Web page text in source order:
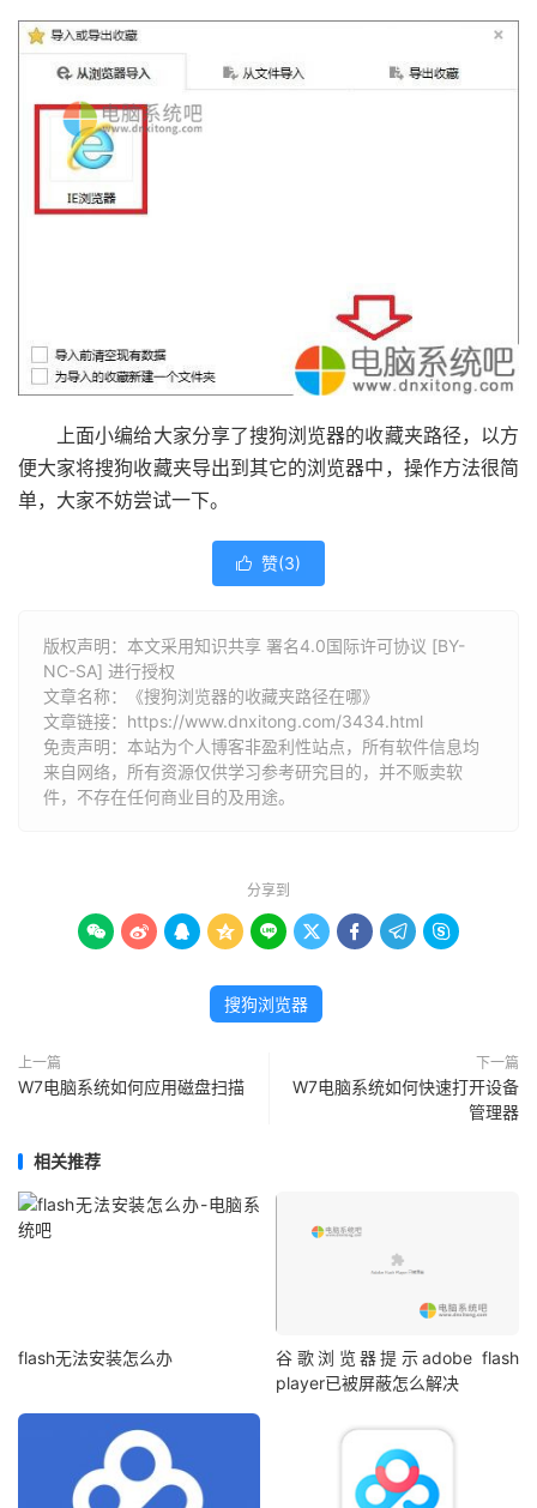
上面小编给大家分享了搜狗浏览器的收藏夹路径，以方
便大家将搜狗收藏夹导出到其它的浏览器中，操作方法很简
单，大家不妨尝试一下。
 赞(3)
版权声明：本文采用知识共享 署名4.0国际许可协议 [BY-
NC-SA] 进行授权
文章名称：《搜狗浏览器的收藏夹路径在哪》
文章链接： https://www.dnxitong.com/3434.html
免责声明：本站为个人博客非盈利性站点，所有软件信息均
来自网络，所有资源仅供学习参考研究目的，并不贩卖软
件，不存在任何商业目的及用途。
分享到
        
搜狗浏览器
上一篇
W7电脑系统如何应用磁盘扫描
下一篇
W7电脑系统如何快速打开设备
管理器
相关推荐
flash无法安装怎么办
谷歌浏览器提示adobe flash
player已被屏蔽怎么解决